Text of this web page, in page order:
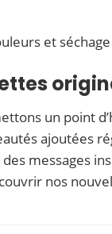
et séchage
un point
ajoutées
messages
nos